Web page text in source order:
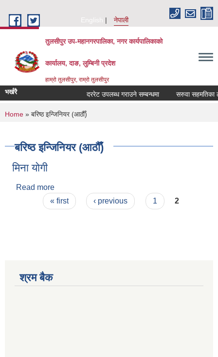
English
नेपाली
तुलसीपुर उप-महानगरपालिका, नगर कार्यपालिकाको
कार्यालय, दाङ, लुम्बिनी प्रदेश
हाम्रो तुलसीपुर, राम्रो तुलसीपुर
भर्खरै दररेट उपलब्ध गराउने सम्बन्धमा सरुवा सहमतिका
You are here
Home » बरिष्ठ इन्जिनियर (आठौँ)
बरिष्ठ इन्जिनियर (आठौँ)
मिना योगी
Read more
Pages« first ‹ previous 1 2
श्रम बैक